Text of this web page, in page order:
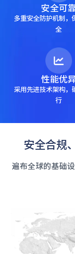
安全可
多重安全防护机制，
全
性能优
采用先进技术架构，
行
安全合规
遍布全球的基础